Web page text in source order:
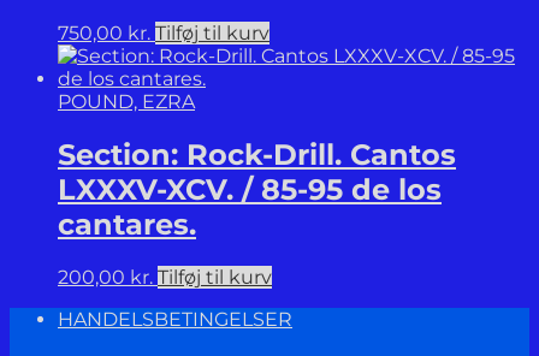
750,00 kr. Tilføj til kurv
POUND, EZRA
Section: Rock-Drill. Cantos
LXXXV-XCV. / 85-95 de los
cantares.
200,00 kr. Tilføj til kurv
HANDELSBETINGELSER